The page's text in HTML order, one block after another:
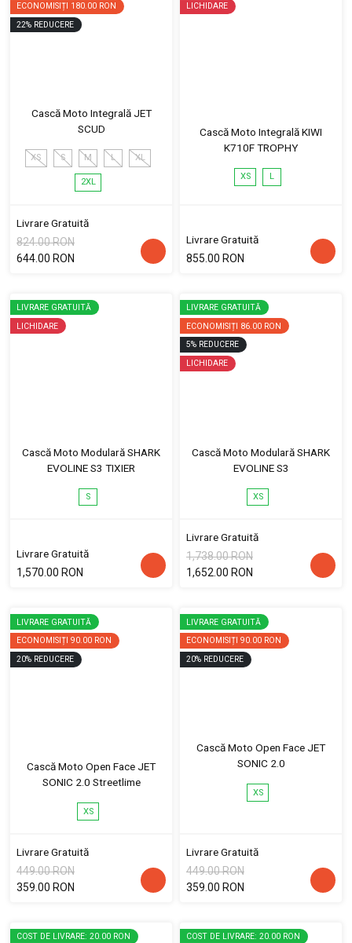
ECONOMISIȚI 180.00 RON
22% REDUCERE
Cască Moto Integrală JET
SCUD
XS S M L XL
2XL
Livrare Gratuită
824.00 RON
644.00 RON
LICHIDARE
Cască Moto Integrală KIWI
K710F TROPHY
XS L
Livrare Gratuită
855.00 RON
LIVRARE GRATUITĂ
LICHIDARE
Cască Moto Modulară SHARK
EVOLINE S3 TIXIER
S
Livrare Gratuită
1,570.00 RON
LIVRARE GRATUITĂ
ECONOMISIȚI 86.00 RON
5% REDUCERE
LICHIDARE
Cască Moto Modulară SHARK
EVOLINE S3
XS
Livrare Gratuită
1,738.00 RON
1,652.00 RON
LIVRARE GRATUITĂ
ECONOMISIȚI 90.00 RON
20% REDUCERE
Cască Moto Open Face JET
SONIC 2.0 Streetlime
XS
Livrare Gratuită
449.00 RON
359.00 RON
LIVRARE GRATUITĂ
ECONOMISIȚI 90.00 RON
20% REDUCERE
Cască Moto Open Face JET
SONIC 2.0
XS
Livrare Gratuită
449.00 RON
359.00 RON
COST DE LIVRARE: 20.00 RON
COST DE LIVRARE: 20.00 RON